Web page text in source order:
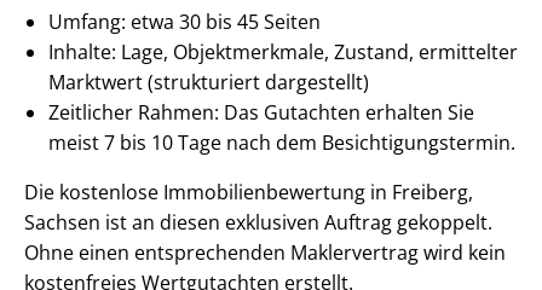
Umfang: etwa 30 bis 45 Seiten
Inhalte: Lage, Objektmerkmale, Zustand, ermittelter
Marktwert (strukturiert dargestellt)
Zeitlicher Rahmen: Das Gutachten erhalten Sie
meist 7 bis 10 Tage nach dem Be­sich­ti­gungs­ter­min.
Die kostenlose Im­mo­bi­li­en­be­wer­tung in Freiberg,
Sachsen ist an diesen exklusiven Auftrag gekoppelt.
Ohne einen entsprechenden Maklervertrag wird kein
kostenfreies Wertgutachten erstellt.